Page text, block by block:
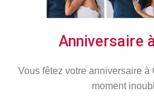
Anniversaire
Vous fêtez votre anniversaire à
moment